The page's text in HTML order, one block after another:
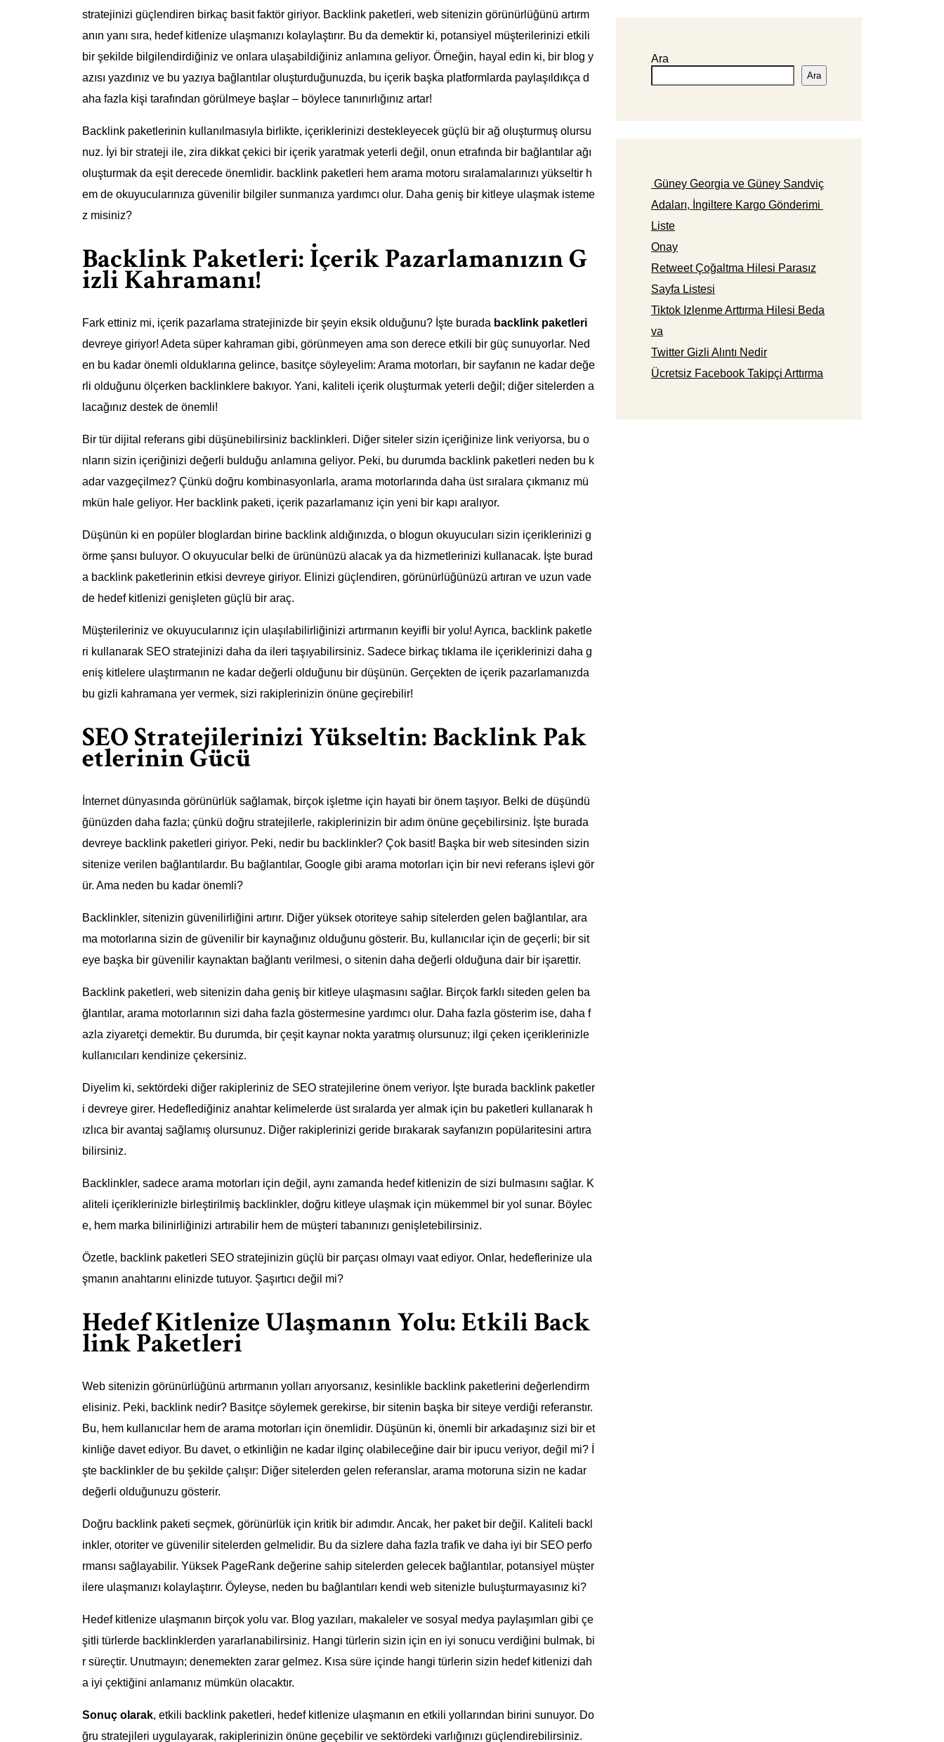
stratejinizi güçlendiren birkaç basit faktör giriyor. Backlink paketleri, web sitenizin görünürlüğünü artırm
anın yanı sıra, hedef kitlenize ulaşmanızı kolaylaştırır. Bu da demektir ki, potansiyel müşterilerinizi etkili
bir şekilde bilgilendirdiğiniz ve onlara ulaşabildiğiniz anlamına geliyor. Örneğin, hayal edin ki, bir blog y
azısı yazdınız ve bu yazıya bağlantılar oluşturduğunuzda, bu içerik başka platformlarda paylaşıldıkça d
aha fazla kişi tarafından görülmeye başlar – böylece tanınırlığınız artar!
Backlink paketlerinin kullanılmasıyla birlikte, içeriklerinizi destekleyecek güçlü bir ağ oluşturmuş olursu
nuz. İyi bir strateji ile, zira dikkat çekici bir içerik yaratmak yeterli değil, onun etrafında bir bağlantılar ağı
oluşturmak da eşit derecede önemlidir. backlink paketleri hem arama motoru sıralamalarınızı yükseltir h
em de okuyucularınıza güvenilir bilgiler sunmanıza yardımcı olur. Daha geniş bir kitleye ulaşmak isteme
z misiniz?
Backlink Paketleri: İçerik Pazarlamanızın G
izli Kahramanı!
Fark ettiniz mi, içerik pazarlama stratejinizde bir şeyin eksik olduğunu? İşte burada backlink paketleri
devreye giriyor! Adeta süper kahraman gibi, görünmeyen ama son derece etkili bir güç sunuyorlar. Ned
en bu kadar önemli olduklarına gelince, basitçe söyleyelim: Arama motorları, bir sayfanın ne kadar değe
rli olduğunu ölçerken backlinklere bakıyor. Yani, kaliteli içerik oluşturmak yeterli değil; diğer sitelerden a
lacağınız destek de önemli!
Bir tür dijital referans gibi düşünebilirsiniz backlinkleri. Diğer siteler sizin içeriğinize link veriyorsa, bu o
nların sizin içeriğinizi değerli bulduğu anlamına geliyor. Peki, bu durumda backlink paketleri neden bu k
adar vazgeçilmez? Çünkü doğru kombinasyonlarla, arama motorlarında daha üst sıralara çıkmanız mü
mkün hale geliyor. Her backlink paketi, içerik pazarlamanız için yeni bir kapı aralıyor.
Düşünün ki en popüler bloglardan birine backlink aldığınızda, o blogun okuyucuları sizin içeriklerinizi g
örme şansı buluyor. O okuyucular belki de ürününüzü alacak ya da hizmetlerinizi kullanacak. İşte burad
a backlink paketlerinin etkisi devreye giriyor. Elinizi güçlendiren, görünürlüğünüzü artıran ve uzun vade
de hedef kitlenizi genişleten güçlü bir araç.
Müşterileriniz ve okuyucularınız için ulaşılabilirliğinizi artırmanın keyifli bir yolu! Ayrıca, backlink paketle
ri kullanarak SEO stratejinizi daha da ileri taşıyabilirsiniz. Sadece birkaç tıklama ile içeriklerinizi daha g
eniş kitlelere ulaştırmanın ne kadar değerli olduğunu bir düşünün. Gerçekten de içerik pazarlamanızda
bu gizli kahramana yer vermek, sizi rakiplerinizin önüne geçirebilir!
SEO Stratejilerinizi Yükseltin: Backlink Pak
etlerinin Gücü
İnternet dünyasında görünürlük sağlamak, birçok işletme için hayati bir önem taşıyor. Belki de düşündü
ğünüzden daha fazla; çünkü doğru stratejilerle, rakiplerinizin bir adım önüne geçebilirsiniz. İşte burada
devreye backlink paketleri giriyor. Peki, nedir bu backlinkler? Çok basit! Başka bir web sitesinden sizin
sitenize verilen bağlantılardır. Bu bağlantılar, Google gibi arama motorları için bir nevi referans işlevi gör
ür. Ama neden bu kadar önemli?
Backlinkler, sitenizin güvenilirliğini artırır. Diğer yüksek otoriteye sahip sitelerden gelen bağlantılar, ara
ma motorlarına sizin de güvenilir bir kaynağınız olduğunu gösterir. Bu, kullanıcılar için de geçerli; bir sit
eye başka bir güvenilir kaynaktan bağlantı verilmesi, o sitenin daha değerli olduğuna dair bir işarettir.
Backlink paketleri, web sitenizin daha geniş bir kitleye ulaşmasını sağlar. Birçok farklı siteden gelen ba
ğlantılar, arama motorlarının sizi daha fazla göstermesine yardımcı olur. Daha fazla gösterim ise, daha f
azla ziyaretçi demektir. Bu durumda, bir çeşit kaynar nokta yaratmış olursunuz; ilgi çeken içeriklerinizle
kullanıcıları kendinize çekersiniz.
Diyelim ki, sektördeki diğer rakipleriniz de SEO stratejilerine önem veriyor. İşte burada backlink paketler
i devreye girer. Hedeflediğiniz anahtar kelimelerde üst sıralarda yer almak için bu paketleri kullanarak h
ızlıca bir avantaj sağlamış olursunuz. Diğer rakiplerinizi geride bırakarak sayfanızın popülaritesini artıra
bilirsiniz.
Backlinkler, sadece arama motorları için değil, aynı zamanda hedef kitlenizin de sizi bulmasını sağlar. K
aliteli içeriklerinizle birleştirilmiş backlinkler, doğru kitleye ulaşmak için mükemmel bir yol sunar. Böylec
e, hem marka bilinirliğinizi artırabilir hem de müşteri tabanınızı genişletebilirsiniz.
Özetle, backlink paketleri SEO stratejinizin güçlü bir parçası olmayı vaat ediyor. Onlar, hedeflerinize ula
şmanın anahtarını elinizde tutuyor. Şaşırtıcı değil mi?
Hedef Kitlenize Ulaşmanın Yolu: Etkili Back
link Paketleri
Web sitenizin görünürlüğünü artırmanın yolları arıyorsanız, kesinlikle backlink paketlerini değerlendirm
elisiniz. Peki, backlink nedir? Basitçe söylemek gerekirse, bir sitenin başka bir siteye verdiği referanstır.
Bu, hem kullanıcılar hem de arama motorları için önemlidir. Düşünün ki, önemli bir arkadaşınız sizi bir et
kinliğe davet ediyor. Bu davet, o etkinliğin ne kadar ilginç olabileceğine dair bir ipucu veriyor, değil mi? İ
şte backlinkler de bu şekilde çalışır: Diğer sitelerden gelen referanslar, arama motoruna sizin ne kadar
değerli olduğunuzu gösterir.
Doğru backlink paketi seçmek, görünürlük için kritik bir adımdır. Ancak, her paket bir değil. Kaliteli backl
inkler, otoriter ve güvenilir sitelerden gelmelidir. Bu da sizlere daha fazla trafik ve daha iyi bir SEO perfo
rmansı sağlayabilir. Yüksek PageRank değerine sahip sitelerden gelecek bağlantılar, potansiyel müşter
ilere ulaşmanızı kolaylaştırır. Öyleyse, neden bu bağlantıları kendi web sitenizle buluşturmayasınız ki?
Hedef kitlenize ulaşmanın birçok yolu var. Blog yazıları, makaleler ve sosyal medya paylaşımları gibi çe
şitli türlerde backlinklerden yararlanabilirsiniz. Hangi türlerin sizin için en iyi sonucu verdiğini bulmak, bi
r süreçtir. Unutmayın; denemekten zarar gelmez. Kısa süre içinde hangi türlerin sizin hedef kitlenizi dah
a iyi çektiğini anlamanız mümkün olacaktır.
Sonuç olarak, etkili backlink paketleri, hedef kitlenize ulaşmanın en etkili yollarından birini sunuyor. Do
ğru stratejileri uygulayarak, rakiplerinizin önüne geçebilir ve sektördeki varlığınızı güçlendirebilirsiniz.
Ara
Ara
Güney Georgia ve Güney Sandviç
Adaları, İngiltere Kargo Gönderimi
Liste
Onay
Retweet Çoğaltma Hilesi Parasız
Sayfa Listesi
Tiktok Izlenme Arttırma Hilesi Beda
va
Twitter Gizli Alıntı Nedir
Ücretsiz Facebook Takipçi Arttırma